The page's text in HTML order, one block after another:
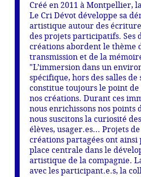
Créé en 2011 à Montpellier,
Le Cri Dévot développe sa
artistique autour des
des projets participatifs. Ses
créations abordent le thème
transmission et de la
"L’immersion dans un
spécifique, hors des salles de
constitue toujours le point
nos créations. Durant ces
nous enrichissons nos points
nous suscitons la curiosité
élèves, usager.es... Projets
créations partagées ont ainsi
place centrale dans le
artistique de la compagnie.
avec les participant.e.s, la